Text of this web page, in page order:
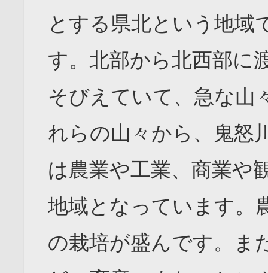
とする県北という地域
す。北部から北西部に
そびえていて、急な山
れらの山々から、鬼怒
は農業や工業、商業や
地域となっています。
の栽培が盛んです。ま